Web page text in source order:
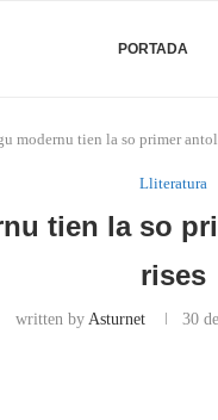
PORTADA
modernu tien la so primer
Lliteratura
tien la so
rises
written byAsturnet 30